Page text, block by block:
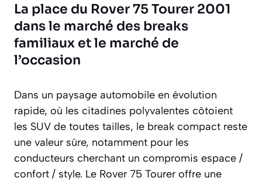
La place du Rover 75 Tourer 2001
dans le marché des breaks
familiaux et le marché de
l’occasion
Dans un paysage automobile en évolution
rapide, où les citadines polyvalentes côtoient
les SUV de toutes tailles, le break compact reste
une valeur sûre, notamment pour les
conducteurs cherchant un compromis espace /
confort / style. Le Rover 75 Tourer offre une